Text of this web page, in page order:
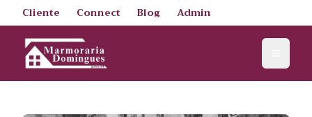
Cliente Connect Blog Admin